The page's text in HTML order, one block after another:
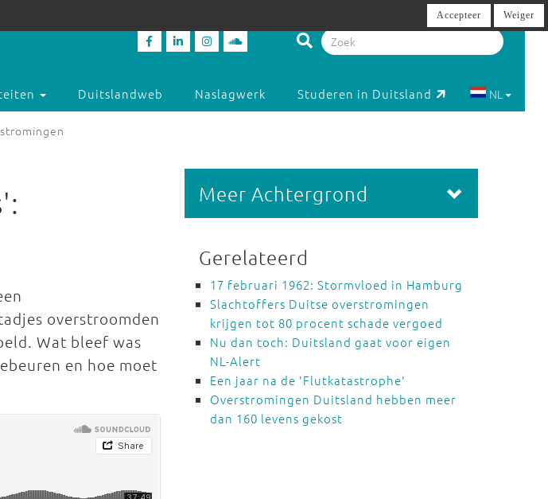
Duitslandweb Naslagwerk Studeren in Duitsland NL
overstroomden
Wat bleef was
en hoe moet
Meer Achtergrond
Gerelateerd
17 februari 1962: Stormvloed in Hamburg
Slachtoffers Duitse overstromingen
krijgen tot 80 procent schade vergoed
Nu dan toch: Duitsland gaat voor eigen
NL-Alert
Een jaar na de 'Flutkatastrophe'
Overstromingen Duitsland hebben meer
dan 160 levens gekost
Accepteer Weiger